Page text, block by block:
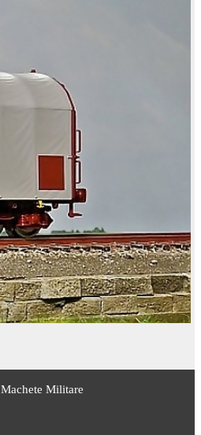
Machete Militare